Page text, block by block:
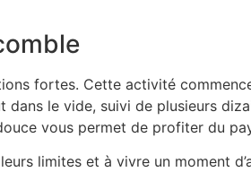
fortes. Cette activité
dans le vide, suivi de plusieurs
vous permet de profiter du
limites et à vivre un moment